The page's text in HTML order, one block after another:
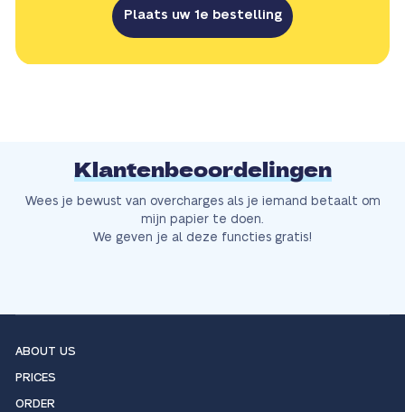
Plaats uw 1e bestelling
Klantenbeoordelingen
Wees je bewust van overcharges als je iemand betaalt om
mijn papier te doen.
We geven je al deze functies gratis!
ABOUT US
PRICES
ORDER